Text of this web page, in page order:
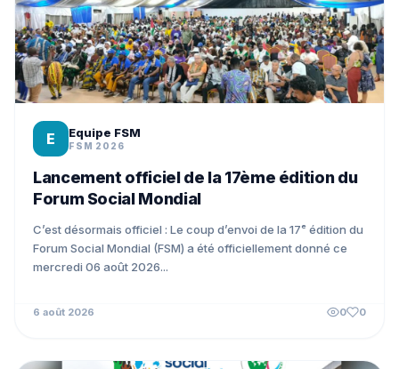
E Equipe FSM
FSM 2026
Lancement officiel de la 17ème édition du
Forum Social Mondial
C’est désormais officiel : Le coup d’envoi de la 17ᵉ édition du
Forum Social Mondial (FSM) a été officiellement donné ce
mercredi 06 août 2026...
6 août 2026 0 0